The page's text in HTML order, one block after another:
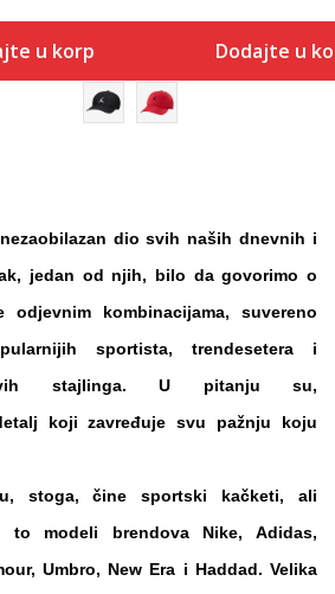
u korpu Dodajte u
dio svih naših dnevnih i
jedan od njih, bilo da govorimo o
kombinacijama, suvereno
sportista, trendesetera i
stajlinga. U pitanju su,
koji zavređuje svu pažnju koju
stoga, činesportski kačketi, ali
modeli brendova Nike, Adidas,
Umbro, New Era i Haddad. Velika